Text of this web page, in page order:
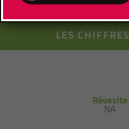
LES CHIFFRES
Réussite
NA